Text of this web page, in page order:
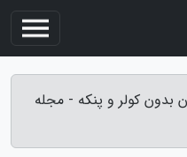
بدون کولر و پنکه - مجله